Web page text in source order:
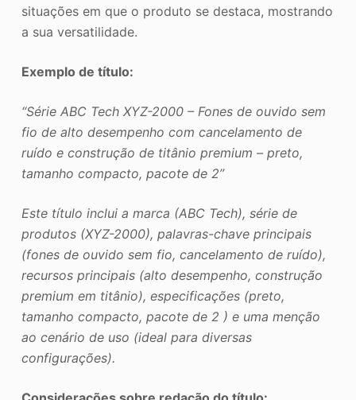
situações em que o produto se destaca, mostrando
a sua versatilidade.
Exemplo de título:
“Série ABC Tech XYZ-2000 – Fones de ouvido sem
fio de alto desempenho com cancelamento de
ruído e construção de titânio premium – preto,
tamanho compacto, pacote de 2”
Este título inclui a marca (ABC Tech), série de
produtos (XYZ-2000), palavras-chave principais
(fones de ouvido sem fio, cancelamento de ruído),
recursos principais (alto desempenho, construção
premium em titânio), especificações (preto,
tamanho compacto, pacote de 2 ) e uma menção
ao cenário de uso (ideal para diversas
configurações).